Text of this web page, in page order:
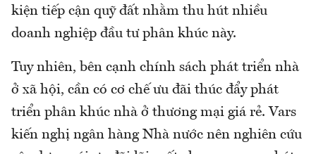
kiện tiếp cận quỹ đất nhằm thu hút nhiều
doanh nghiệp đầu tư phân khúc này.
Tuy nhiên, bên cạnh chính sách phát triển nhà
ở xã hội, cần có cơ chế ưu đãi thúc đẩy phát
triển phân khúc nhà ở thương mại giá rẻ. Vars
kiến nghị ngân hàng Nhà nước nên nghiên cứu